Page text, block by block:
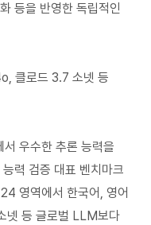
등을 반영한 독립적인
클로드 3.7 소넷 등
우수한 추론 능력을
력 검증 대표 벤치마크
영역에서 한국어, 영어
등 글로벌 LLM보다